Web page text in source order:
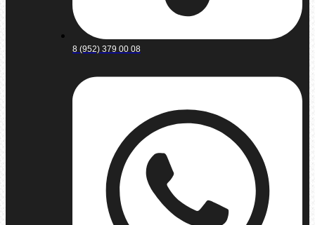
8 (952) 379 00 08